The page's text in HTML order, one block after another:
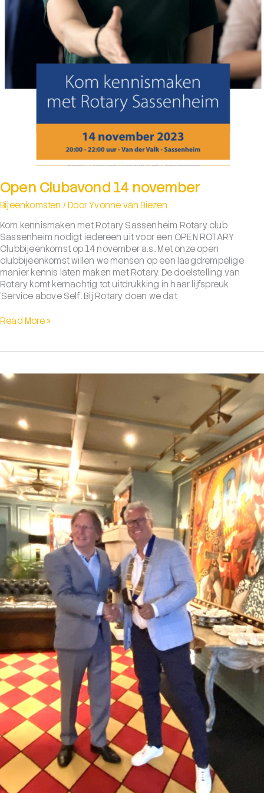
Open Clubavond 14 november
Bijeenkomsten / DoorYvonne van Biezen
Kom kennismaken met Rotary Sassenheim Rotary club
Sassenheim nodigt iedereen uit voor een OPEN ROTARY
Clubbijeenkomst op 14 november a.s.. Met onze open
clubbijeenkomst willen we mensen op een laagdrempelige
manier kennis laten maken met Rotary. De doelstelling van
Rotary komt kernachtig tot uitdrukking in haar lijfspreuk
‘Service above Self’. Bij Rotary doen we dat
Open
Read More »